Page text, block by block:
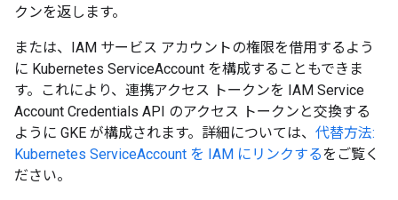
クンを返します。
または、IAM サービス アカウントの権限を借用するよう
に Kubernetes ServiceAccount を構成することもできま
す。これにより、連携アクセス トークンを IAM Service
Account Credentials API のアクセス トークンと交換する
ように GKE が構成されます。詳細については、 代替方法:
Kubernetes ServiceAccount を IAM にリンクするをご覧く
ださい。